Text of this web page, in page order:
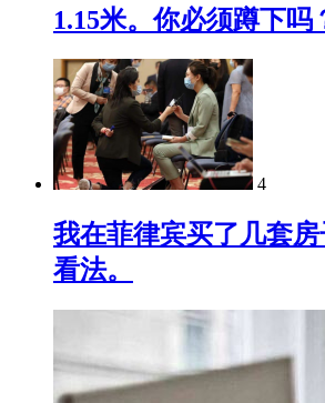
1.15米。你必须蹲下吗
4
我在菲律宾买了几套
看法。